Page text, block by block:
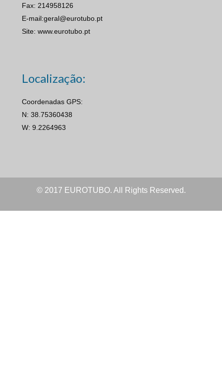
Fax: 214958126
E-mail:geral@eurotubo.pt
Site: www.eurotubo.pt
Localização:
Coordenadas GPS:
N: 38.75360438
W: 9.2264963
© 2017 EUROTUBO. All Rights Reserved.